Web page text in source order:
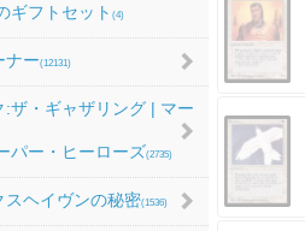
ギフトセット (4)
ナー(12131)
:ザ・ギャザリング | マー
パー・ヒーローズ(2735)
スヘイヴンの秘密(1536)